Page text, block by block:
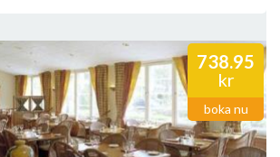
738.95
kr
boka nu